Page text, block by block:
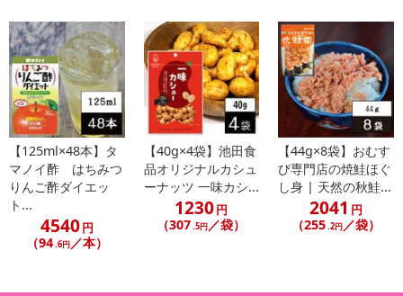
【125ml×48本】タ
マノイ酢 はちみつ
りんご酢ダイエッ
ト...
4540円
（94.6円／本）
【40g×4袋】池田食
品オリジナルカシュ
ーナッツ 一味カシ...
1230円
（307.5円 ／袋）
【44g×8袋】おむす
び専門店の焼鮭ほぐ
し身 | 天然の秋鮭...
2041 円
（255.2円 ／袋）